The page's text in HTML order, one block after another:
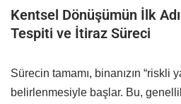
Kentsel Dönüşümün İlk
Tespiti ve İtiraz Süreci
Sürecin tamamı, binanızın “riskli
belirlenmesiyle başlar. Bu,